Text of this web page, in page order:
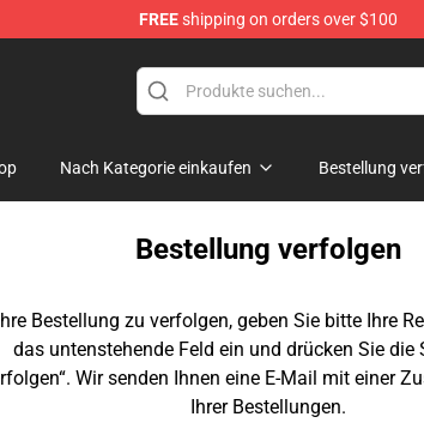
FREEshipping on orders over $100
Nach Kategorie einkaufen Bestellung
Bestellung verfolgen
Bestellung zu verfolgen, geben Sie bitte Ihre
das untenstehende Feld ein und drücken Sie die
Wir senden Ihnen eine E-Mail mit einer
Ihrer Bestellungen.